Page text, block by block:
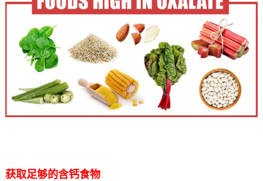
获取足够的含钙食物